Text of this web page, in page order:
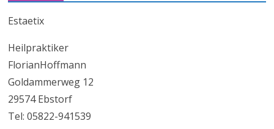
Estaetix
Heilpraktiker
FlorianHoffmann
Goldammerweg 12
29574 Ebstorf
Tel: 05822-941539